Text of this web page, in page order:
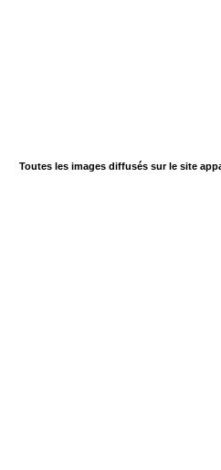
Toutes les images diffusés sur le site